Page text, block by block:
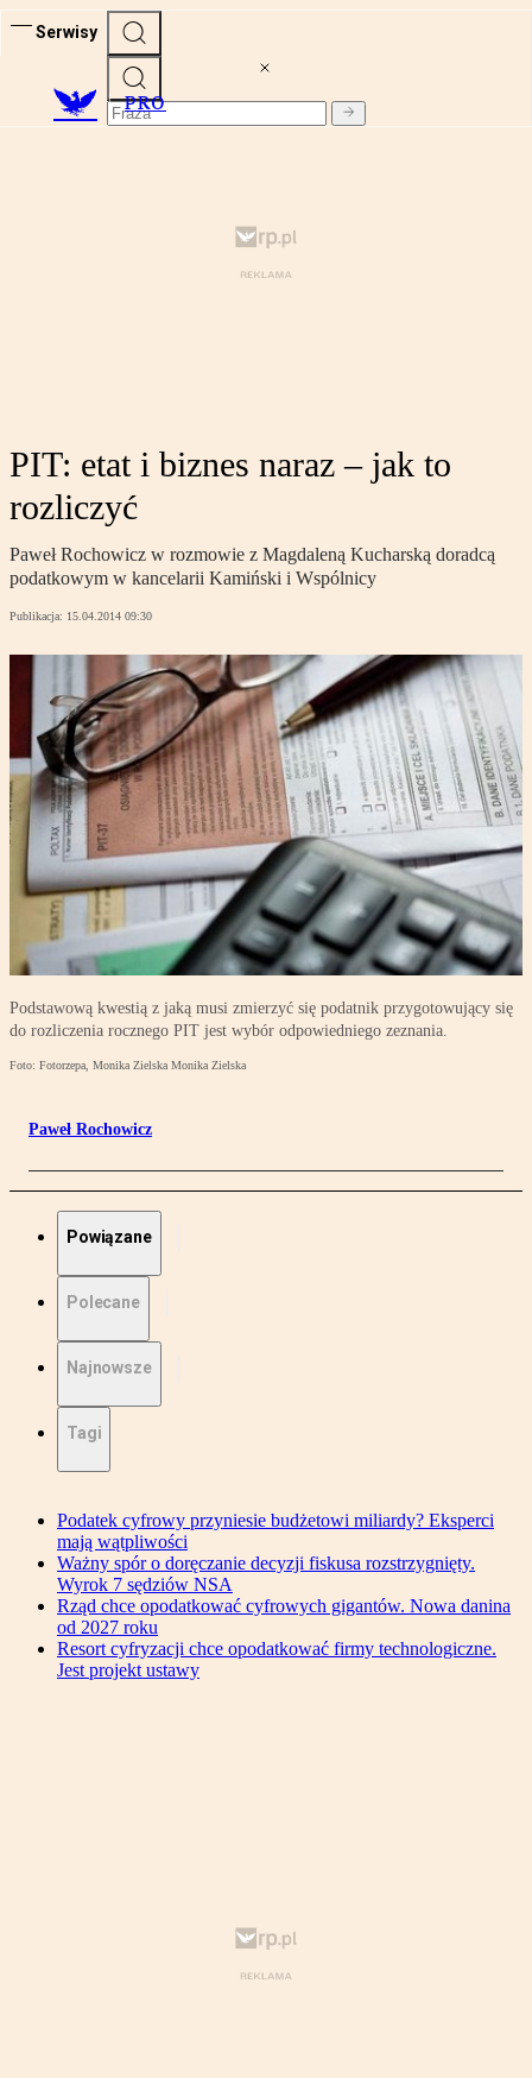
Serwisy
PRO
PIT: etat i biznes naraz – jak to
rozliczyć
Paweł Rochowicz w rozmowie z Magdaleną Kucharską doradcą
podatkowym w kancelarii Kamiński i Wspólnicy
Publikacja: 15.04.2014 09:30
Podstawową kwestią z jaką musi zmierzyć się podatnik przygotowujący się
do rozliczenia rocznego PIT jest wybór odpowiedniego zeznania.
Foto: Fotorzepa, Monika Zielska Monika Zielska
Paweł Rochowicz
Powiązane
Polecane
Najnowsze
Tagi
Podatek cyfrowy przyniesie budżetowi miliardy? Eksperci
mają wątpliwości
Ważny spór o doręczanie decyzji fiskusa rozstrzygnięty.
Wyrok 7 sędziów NSA
Rząd chce opodatkować cyfrowych gigantów. Nowa danina
od 2027 roku
Resort cyfryzacji chce opodatkować firmy technologiczne.
Jest projekt ustawy